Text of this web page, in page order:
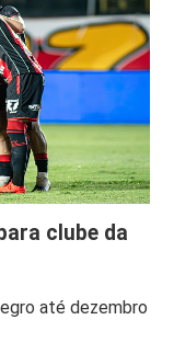
clube da
até dezembro